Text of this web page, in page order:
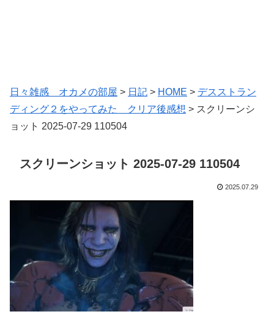
日々雑感 オカメの部屋 > 日記 > HOME > デスストラン
ディング２をやってみた クリア後感想 > スクリーンシ
ョット 2025-07-29 110504
スクリーンショット 2025-07-29 110504
2025.07.29